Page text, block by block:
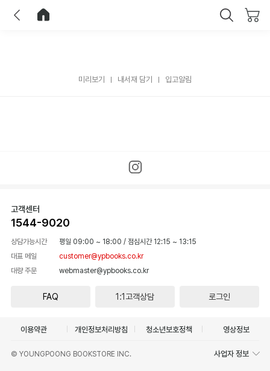
미리보기 내서재 담기 입고알림
고객센터
1544-9020
상담가능시간 평일 09:00 ~ 18:00 / 점심시간 12:15 ~ 13:15
대표 메일
customer@ypbooks.co.kr
대량 주문
webmaster@ypbooks.co.kr
FAQ 1:1고객상담 로그인
이용약관 개인정보처리방침 청소년보호정책 영상정보
© YOUNGPOONG BOOKSTORE INC. 사업자 정보